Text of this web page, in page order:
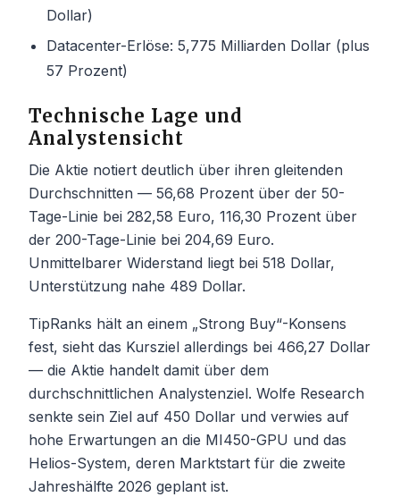
Dollar)
Datacenter-Erlöse: 5,775 Milliarden Dollar (plus
57 Prozent)
Technische Lage und
Analystensicht
Die Aktie notiert deutlich über ihren gleitenden
Durchschnitten — 56,68 Prozent über der 50-
Tage-Linie bei 282,58 Euro, 116,30 Prozent über
der 200-Tage-Linie bei 204,69 Euro.
Unmittelbarer Widerstand liegt bei 518 Dollar,
Unterstützung nahe 489 Dollar.
TipRanks hält an einem „Strong Buy“-Konsens
fest, sieht das Kursziel allerdings bei 466,27 Dollar
— die Aktie handelt damit über dem
durchschnittlichen Analystenziel. Wolfe Research
senkte sein Ziel auf 450 Dollar und verwies auf
hohe Erwartungen an die MI450-GPU und das
Helios-System, deren Marktstart für die zweite
Jahreshälfte 2026 geplant ist.